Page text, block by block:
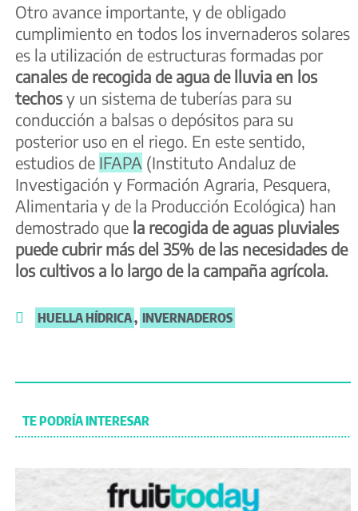
Otro avance importante, y de obligado
cumplimiento en todos los invernaderos solares
es la utilización de estructuras formadas por
canales de recogida de agua de lluvia en los
techosy un sistema de tuberías para su
conducción a balsas o depósitos para su
posterior uso en el riego. En este sentido,
estudios de IFAPA (Instituto Andaluz de
Investigación y Formación Agraria, Pesquera,
Alimentaria y de la Producción Ecológica) han
demostrado que la recogida de aguas pluviales
puede cubrir más del 35% de las necesidades de
los cultivos a lo largo de la campaña agrícola.
HUELLA HÍDRICA, INVERNADEROS
TE PODRÍA INTERESAR